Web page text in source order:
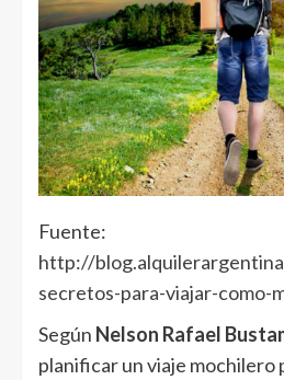
Fuente:
http://
secretos-para-viajar-como-
Según Nelson Rafael
planificar un viaje mochilero